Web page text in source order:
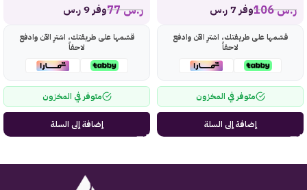
ر.س106 وفر 7 ر.س
قسّمها على طريقتك، اشترِ الآن وادفع
لاحقاً
متوفر في المخزون
إضافة إلى السلة
ر.س77 وفر 9 ر.س
قسّمها على طريقتك، اشترِ الآن وادفع
لاحقاً
متوفر في المخزون
إضافة إلى السلة